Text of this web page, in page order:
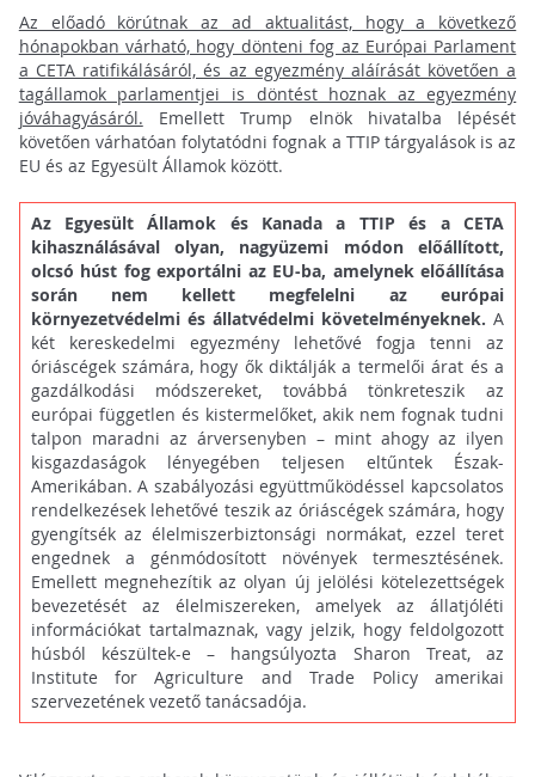
Az előadó körútnak az ad aktualitást, hogy a következő
hónapokban várható, hogy dönteni fog az Európai Parlament
a CETA ratifikálásáról, és az egyezmény aláírását követően a
tagállamok parlamentjei is döntést hoznak az egyezmény
jóváhagyásáról. Emellett Trump elnök hivatalba lépését
követően várhatóan folytatódni fognak a TTIP tárgyalások is az
EU és az Egyesült Államok között.
Az Egyesült Államok és Kanada a TTIP és a CETA
kihasználásával olyan, nagyüzemi módon előállított,
olcsó húst fog exportálni az EU-ba, amelynek előállítása
során nem kellett megfelelni az európai
környezetvédelmi és állatvédelmi követelményeknek. A
két kereskedelmi egyezmény lehetővé fogja tenni az
óriáscégek számára, hogy ők diktálják a termelői árat és a
gazdálkodási módszereket, továbbá tönkreteszik az
európai független és kistermelőket, akik nem fognak tudni
talpon maradni az árversenyben – mint ahogy az ilyen
kisgazdaságok lényegében teljesen eltűntek Észak-
Amerikában. A szabályozási együttműködéssel kapcsolatos
rendelkezések lehetővé teszik az óriáscégek számára, hogy
gyengítsék az élelmiszerbiztonsági normákat, ezzel teret
engednek a génmódosított növények termesztésének.
Emellett megnehezítik az olyan új jelölési kötelezettségek
bevezetését az élelmiszereken, amelyek az állatjóléti
információkat tartalmaznak, vagy jelzik, hogy feldolgozott
húsból készültek-e
– hangsúlyozta Sharon Treat, az
Institute for Agriculture and Trade Policy amerikai
szervezetének vezető tanácsadója.